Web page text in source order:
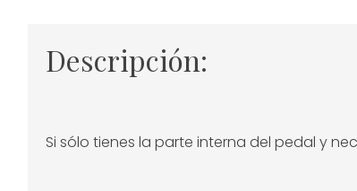
Descripción:
Si sólo tienes la parte interna del pedal y